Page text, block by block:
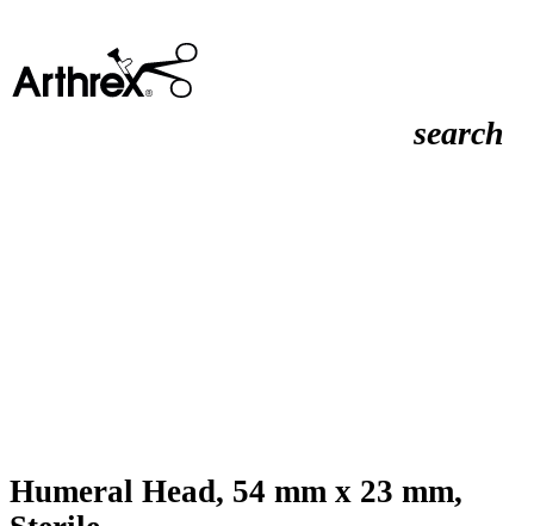
search
Humeral Head, 54 mm x 23 mm,